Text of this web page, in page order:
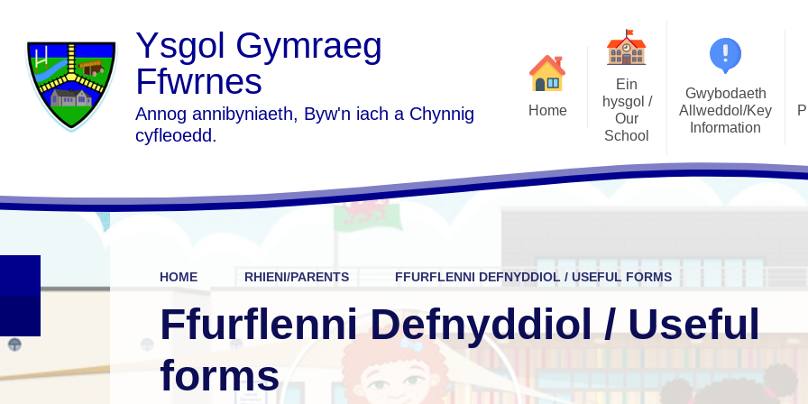
Ysgol Gymraeg
Ffwrnes
Annog annibyniaeth, Byw'n iach a Chynnig
cyfleoedd.
Home
Ein
hysgol /
Our
School
Croeso/Welcome
Pwy yw pwy/Who's Who
and Vision
Cylchlythyron / Newsletters
Cynghorau Ysgol / Pupil voice
Gwybodaeth
Allweddol/Key
Information
Cwricwlwm i Gymru /
Curriculum for Wales
Polisiau / Policies
Llywodraethwyr / Governors
Estyn
Llais y
Lles plant /
Gwersi
Clybiau
HOME RHIENI/PARENTS FFURFLENNI DEFNYDDIOL / USEFUL FORMS
Ffurflenni Defnyddiol / Useful
forms